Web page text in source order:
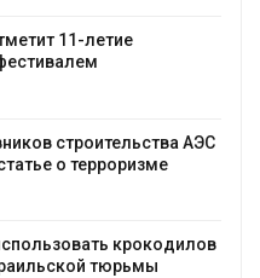
11-летие
строительства АЭС
о терроризме
крокодилов
тюрьмы